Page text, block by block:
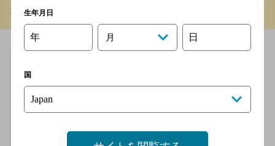
イタリアンテラス アルボル
成田駅 西口 徒歩5分
3,000円以上～5,000円未
満
生年月日
年 月 日
国